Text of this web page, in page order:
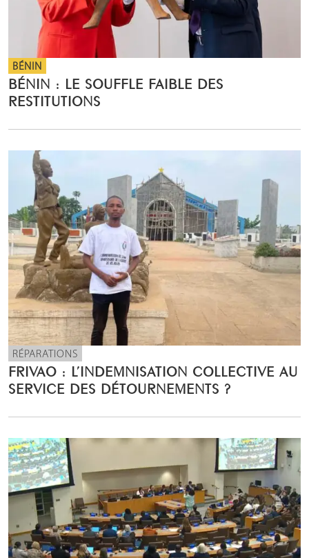
BÉNIN
BÉNIN : LE SOUFFLE FAIBLE DES
RESTITUTIONS
RÉPARATIONS
FRIVAO : L’INDEMNISATION COLLECTIVE AU
SERVICE DES DÉTOURNEMENTS ?